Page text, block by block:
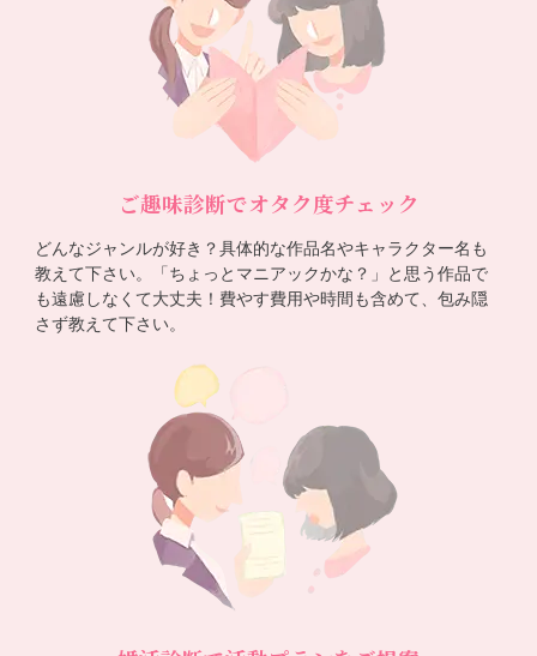
ご趣味診断でオタク度チェック
どんなジャンルが好き？具体的な作品名やキャラクター名も
教えて下さい。「ちょっとマニアックかな？」と思う作品で
も遠慮しなくて大丈夫！費やす費用や時間も含めて、包み隠
さず教えて下さい。